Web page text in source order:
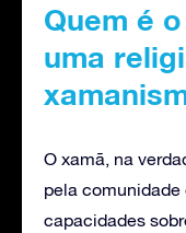
Quem é
uma
O xamã, na
pela
capacidades